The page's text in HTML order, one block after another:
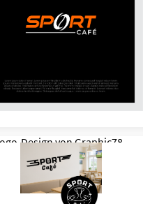
Design vonGraphic78